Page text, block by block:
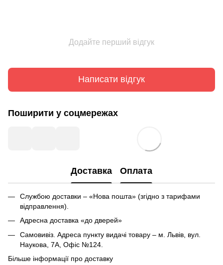
Додайте перший відгук
Написати відгук
Поширити у соцмережах
Доставка Оплата
Службою доставки – «Нова пошта» (згідно з тарифами
відправлення).
Адресна доставка «до дверей»
Самовивіз. Адреса пункту видачі товару – м. Львів, вул.
Наукова, 7А, Офіс №124.
Більше інформації про доставку